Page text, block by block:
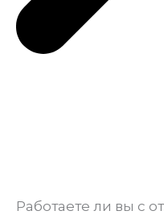
Работаете ли вы с